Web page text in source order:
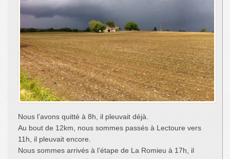
Nous l’avons quitté à 8h, il pleuvait déjà.
Au bout de 12km, nous sommes passés à Lectoure vers
11h, il pleuvait encore.
Nous sommes arrivés à l’étape de La Romieu à 17h, il